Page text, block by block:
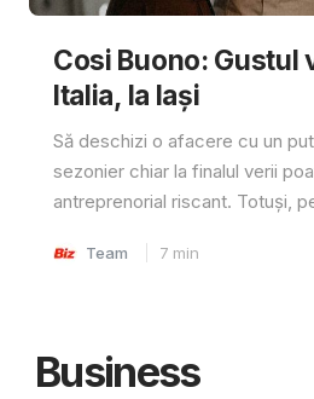
Cosi Buono: Gustul
Italia, la Iași
Să deschizi o afacere cu un
sezonier chiar la finalul verii
antreprenorial riscant. Totuși,
Team 7 min
Business